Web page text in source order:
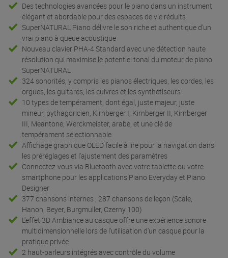
Des technologies avancées pour le piano dans un instrument
élégant et abordable pour des espaces de vie réduits
SuperNATURAL Piano délivre le son riche et authentique d'un
vrai piano à queue acoustique
Nouveau clavier PHA-4 Standard avec une détection haute
résolution qui maximise le potentiel tonal du moteur de piano
SuperNATURAL
324 sonorités, y compris les pianos électriques, les cordes, les
orgues, les guitares, les cuivres et les synthétiseurs
10 types de tempérament, dont égal, juste majeur, juste
mineur, pythagoricien, Kirnberger I, Kirnberger II, Kirnberger
III, Meantone, Werckmeister, arabe, et une clé de
tempérament sélectionnable
Affichage graphique OLED facile à lire pour la navigation dans
les préréglages et l'ajustement des paramètres
Connectez-vous via Bluetooth avec votre tablette ou votre
smartphone pour les applications Piano Everyday et Piano
Designer
377 chansons internes ; 287 chansons de leçon (Scale,
Hanon, Beyer, Burgmuller, Czerny 100)
L'effet 3D Ambiance au casque offre une expérience sonore
multidimensionnelle lors de l'utilisation d'un casque pour la
pratique privée
2 haut-parleurs intégrés avec contrôle du volume